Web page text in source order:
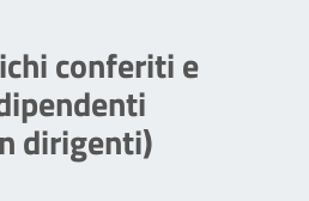
conferiti e
dirigenti)